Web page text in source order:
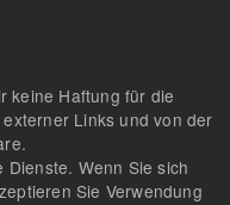
keine Haftung für die
Links und von der
Wenn Sie sich
Sie Verwendung